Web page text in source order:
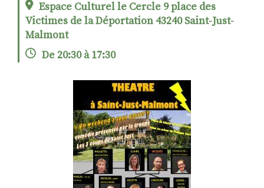
RECHERCHER
S'ABONNER
FACEBOOK
Espace Culturel le Cercle 9 place des
Victimes de la Déportation 43240 Saint-Just-
Malmont
De 20:30 à 17:30